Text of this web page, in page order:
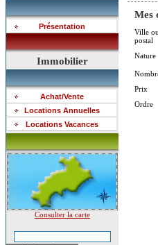
Présentation
Immobilier
Achat/Vente
Locations Annuelles
Locations Vacances
Consulter la carte
Mes
Ville
postal
Nature
Prix
Ordre